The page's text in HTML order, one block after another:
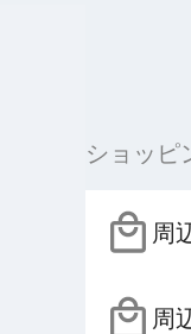
ショッピ
周
周